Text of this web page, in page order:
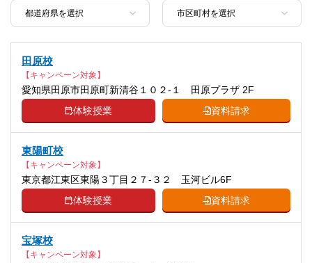
田原校
【キャンペーン対象】
愛知県田原市田原町新清谷１０２-１ 田原プラザ 2F
体験授業
資料請求
東陽町校
【キャンペーン対象】
東京都江東区東陽３丁目２７-３２ 玉河ビル6F
体験授業
資料請求
宝塚校
【キャンペーン対象】